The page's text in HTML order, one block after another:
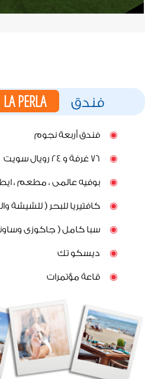
فندق LA PERLA
◉ فندق أربعة نجوم
◉
◉ بوفيه عالمى ، مطعم ،
◉ كافتيريا للبحر ( للشيشة
◉ سبا كامل ( جاكوزى
◉ ديسكو تك
◉ قاعة مؤتمرات